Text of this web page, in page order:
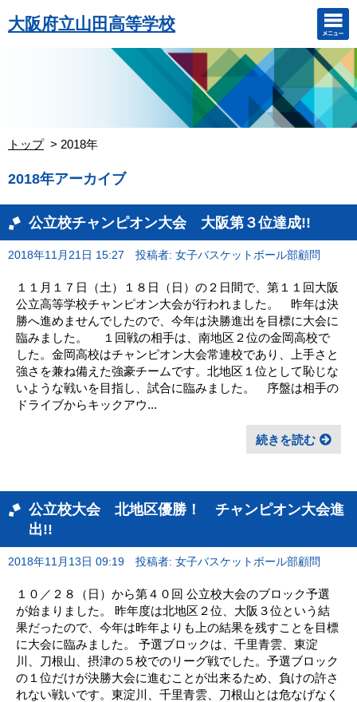
大阪府立山田高等学校
トップ 2018年
2018年アーカイブ
公立校チャンピオン大会 大阪第３位達成!!
2018年11月21日 15:27 投稿者: 女子バスケットボール部顧問
１１月１７日（土）１８日（日）の２日間で、第１１回大阪
公立高等学校チャンピオン大会が行われました。 昨年は決
勝へ進めませんでしたので、今年は決勝進出を目標に大会に
臨みました。 １回戦の相手は、南地区２位の金岡高校で
した。金岡高校はチャンピオン大会常連校であり、上手さと
強さを兼ね備えた強豪チームです。北地区１位として恥じな
いような戦いを目指し、試合に臨みました。 序盤は相手の
ドライブからキックアウ...
続きを読む
公立校大会 北地区優勝！ チャンピオン大会進
出!!
2018年11月13日 09:19 投稿者: 女子バスケットボール部顧問
１０／２８（日）から第４０回 公立校大会のブロック予選
が始まりました。 昨年度は北地区２位、大阪３位という結
果だったので、今年は昨年よりも上の結果を残すことを目標
に大会に臨みました。 予選ブロックは、千里青雲、東淀
川、刀根山、摂津の５校でのリーグ戦でした。予選ブロック
の１位だけが決勝大会に進むことが出来るため、負けの許さ
れない戦いです。東淀川、千里青雲、刀根山とは危なげなく